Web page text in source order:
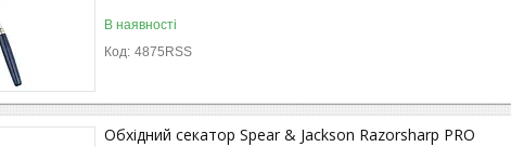
В наявності
4875RSS
Обхідний секатор Spear & Jackson Razorsharp PRO